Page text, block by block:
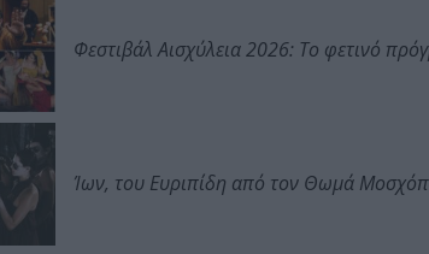
Φεστιβάλ Αισχύλεια 2026: Το φετινό
Ίων, του Ευριπίδη από τον Θωμά